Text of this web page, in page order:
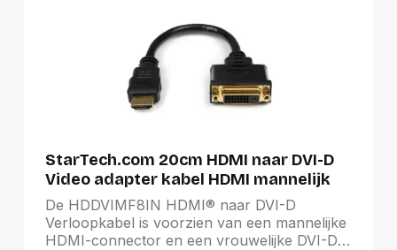
StarTech.com 20cm HDMI naar DVI-D
Video adapter kabel HDMI mannelijk
naar DVI vrouwelijk
De HDDVIMF8IN HDMI® naar DVI-D
Verloopkabel is voorzien van een mannelijke
HDMI-connector en een vrouwelijke DVI-D-